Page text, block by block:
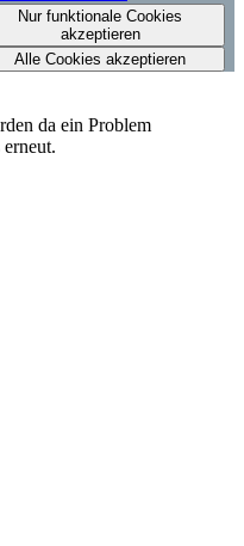
Nur funktionale Cookies
akzeptieren
Alle Cookies akzeptieren
da ein Problem